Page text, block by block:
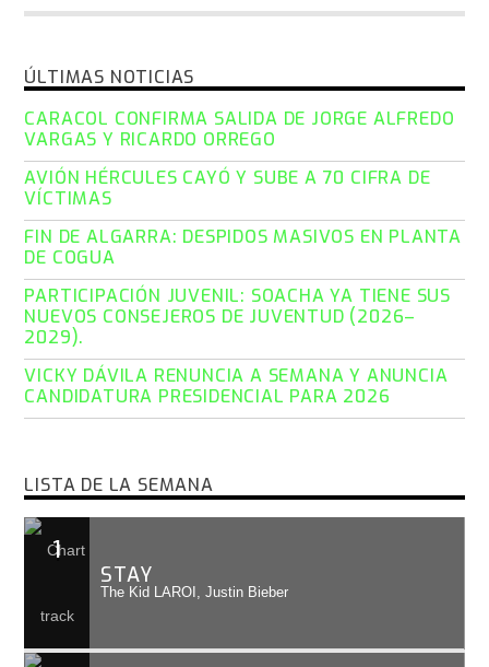
ÚLTIMAS NOTICIAS
CARACOL CONFIRMA SALIDA DE JORGE ALFREDO
VARGAS Y RICARDO ORREGO
AVIÓN HÉRCULES CAYÓ Y SUBE A 70 CIFRA DE
VÍCTIMAS
FIN DE ALGARRA: DESPIDOS MASIVOS EN PLANTA
DE COGUA
PARTICIPACIÓN JUVENIL: SOACHA YA TIENE SUS
NUEVOS CONSEJEROS DE JUVENTUD (2026–
2029).
VICKY DÁVILA RENUNCIA A SEMANA Y ANUNCIA
CANDIDATURA PRESIDENCIAL PARA 2026
LISTA DE LA SEMANA
1
STAY
The Kid LAROI, Justin Bieber